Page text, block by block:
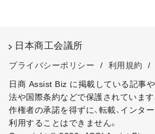
日本商工会議所
プライバシーポリシー / 利用規約 /
日商 Assist Biz に掲載している記事
法や国際条約などで保護されています
作権者の承諾を得ずに、転載、インタ
利用することはできません。